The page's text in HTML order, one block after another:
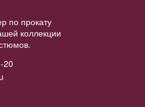
по прокату
коллекции
20